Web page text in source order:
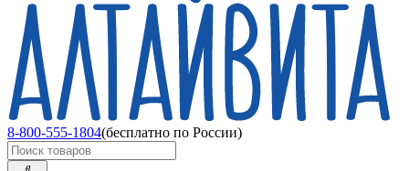
8-800-555-1804(бесплатно по России)